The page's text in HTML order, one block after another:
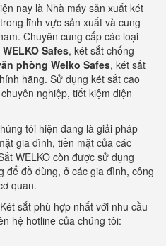
nay là Nhà máy sản xuất két
lĩnh vực sản xuất và cung
Chuyên cung cấp các loại
Safes, két sắt chống
phòng Welko Safes, két sắt
hãng. Sử dụng két sắt cao
nghiệp, tiết kiệm diện
tôi hiện đang là giải pháp
gia đình, tiền mặt của các
WELKO còn được sử dụng
để đồ dùng, ở các gia đình, công
quan.
sắt phù hợp nhất với nhu cầu
hệ hotline của chúng tôi: